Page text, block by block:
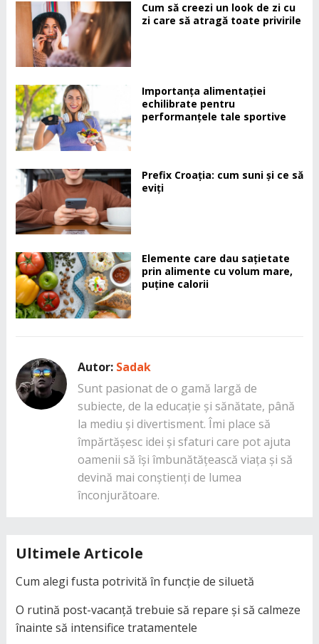
Cum să creezi un look de zi cu
zi care să atragă toate privirile
Importanța alimentației
echilibrate pentru
performanțele tale sportive
Prefix Croația: cum suni și ce să
eviți
Elemente care dau sațietate
prin alimente cu volum mare,
puține calorii
Autor: Sadak
Sunt pasionat de o gamă largă de
subiecte, de la educație și sănătate, până
la mediu și divertisment. Îmi place să
împărtășesc idei și sfaturi care pot ajuta
oamenii să își îmbunătățească viața și să
devină mai conștienți de lumea
înconjurătoare.
Ultimele Articole
Cum alegi fusta potrivită în funcție de siluetă
O rutină post-vacanță trebuie să repare și să calmeze
înainte să intensifice tratamentele